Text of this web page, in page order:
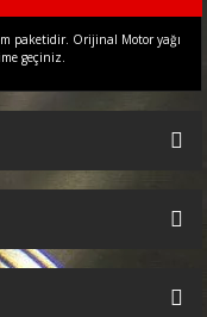
paketidir. Orijinal Motor yağı
geçiniz.